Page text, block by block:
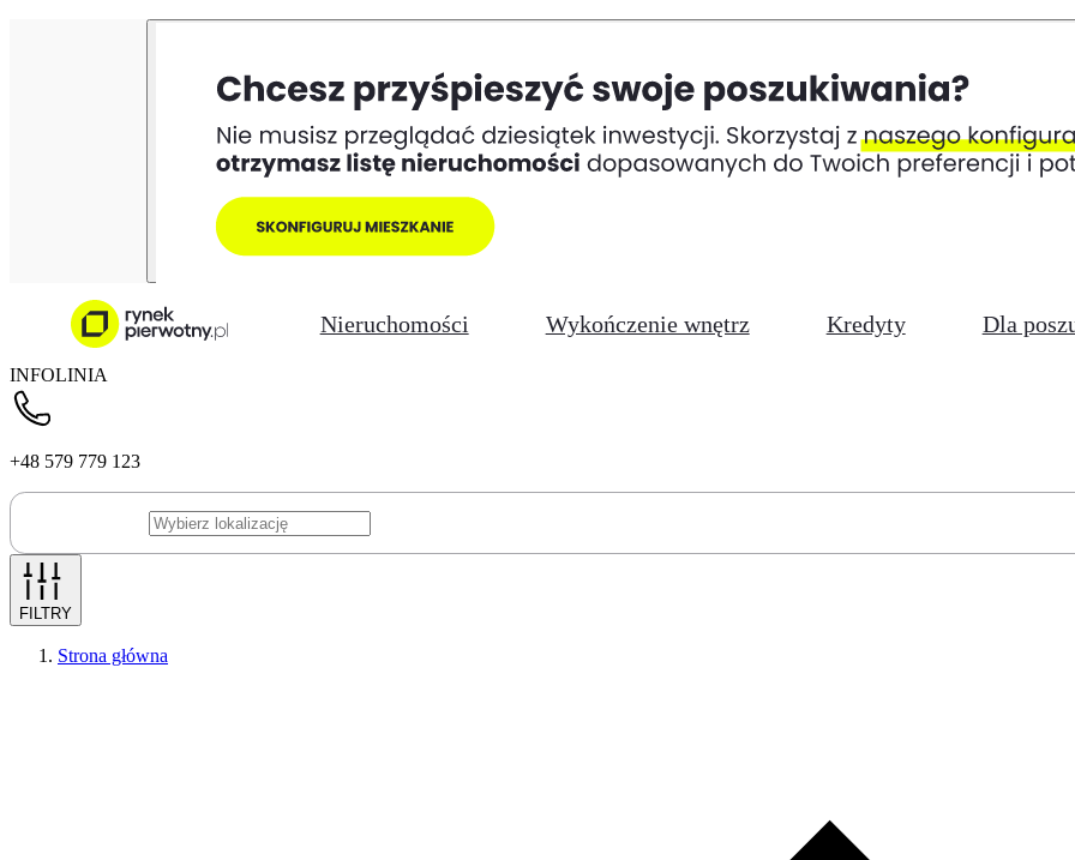
Nieruchomości Wykończenie wnętrz Kredyty Dla
INFOLINIA
+48 579 779 123
FILTRY
Strona główna